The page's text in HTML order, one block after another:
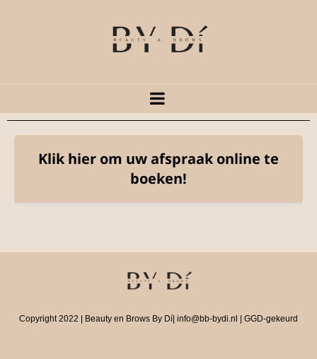
Klik hier om uw afspraak online te
boeken!
Copyright 2022 | Beauty en Brows By Dí| info@bb-bydi.nl | GGD-gekeurd